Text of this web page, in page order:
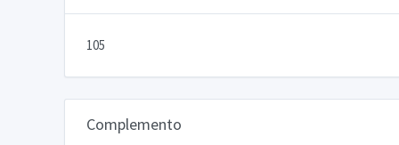
105
Complemento